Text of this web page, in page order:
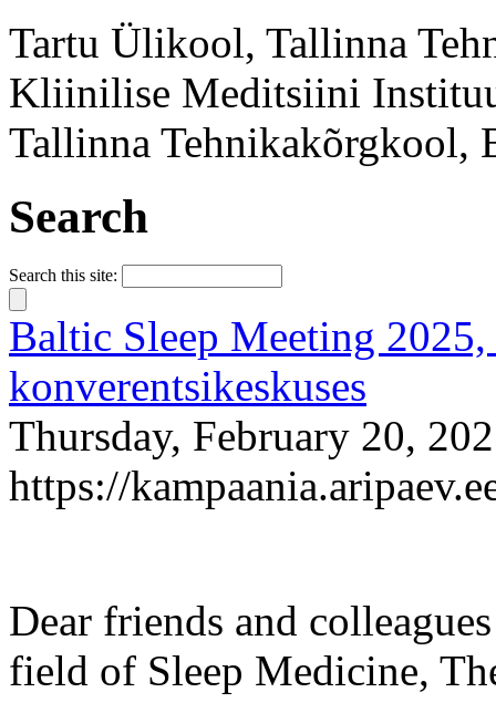
Tartu Ülikool, Tallinna
Kliinilise Meditsiini
Tallinna Tehnikakõrgkool,
Search
Search this site:
Baltic Sleep Meeting
konverentsikeskuses
Thursday, February 20,
https://
Dear friends and
field of Sleep Medicine,